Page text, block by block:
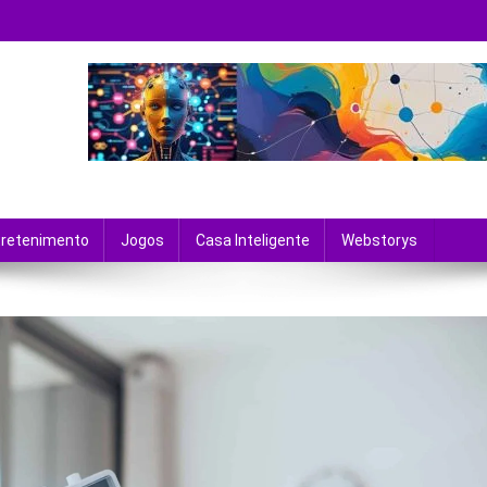
Jogos Casa Inteligente Webstorys